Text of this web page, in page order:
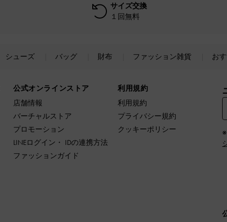
サイズ交換
１回無料
シューズ バッグ 財布 ファッション雑貨 お
公式オンラインストア
店舗情報
バーチャルストア
プロモーション
LINEログイン・ IDの連携方法
ファッションガイド
利用規約
利用規約
プライバシー規約
クッキーポリシー